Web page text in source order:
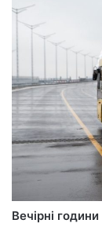
Вечірні години